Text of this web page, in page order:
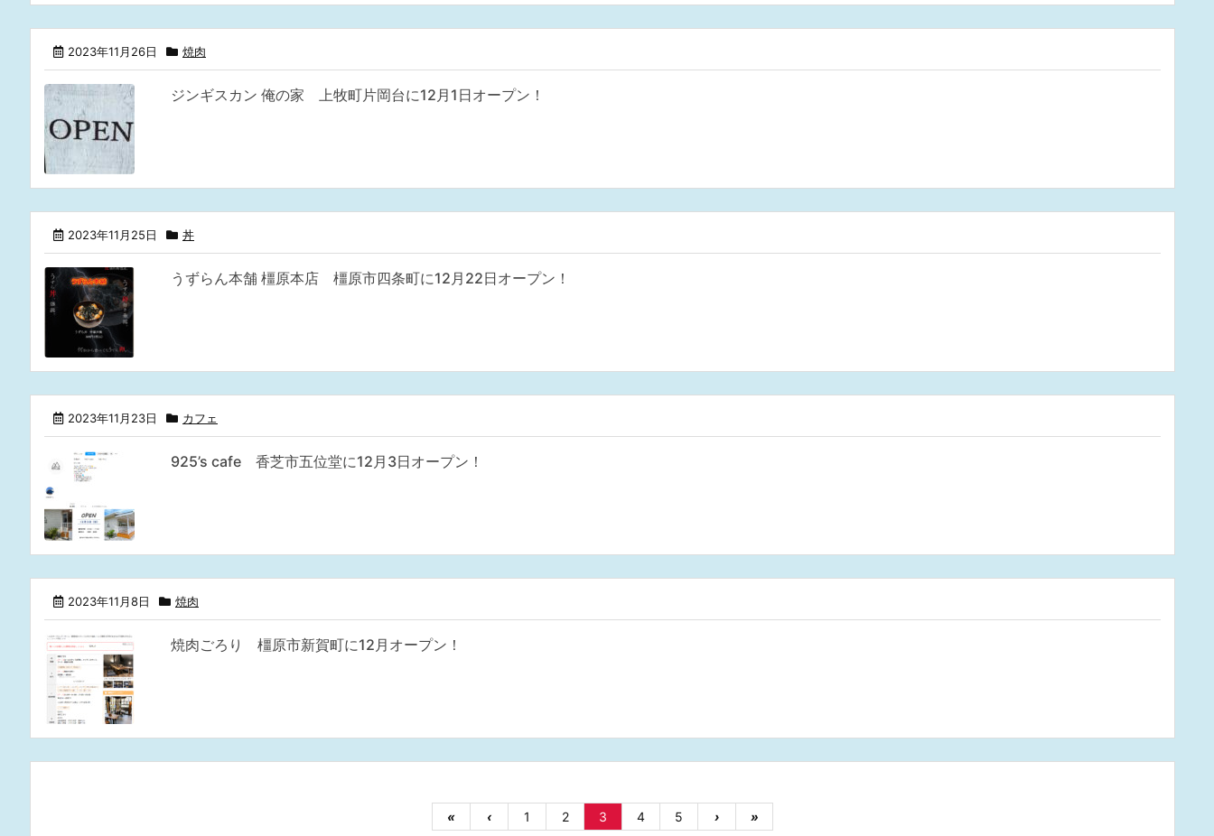
2023年11月26日 焼肉
ジンギスカン 俺の家 上牧町片岡台に12月1日オープン！
2023年11月25日 丼
うずらん本舗 橿原本店 橿原市四条町に12月22日オープン！
2023年11月23日 カフェ
925’s cafe 香芝市五位堂に12月3日オープン！
2023年11月8日 焼肉
焼肉ごろり 橿原市新賀町に12月オープン！
« ‹ 1 2 3 4 5 › »